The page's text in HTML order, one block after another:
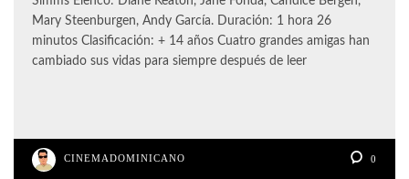
Mary Steenburgen, Andy García. Duración: 1 hora 26
minutos Clasificación: + 14 años Cuatro grandes amigas han
cambiado sus vidas para siempre después de leer
CINEMADOMINICANO 0